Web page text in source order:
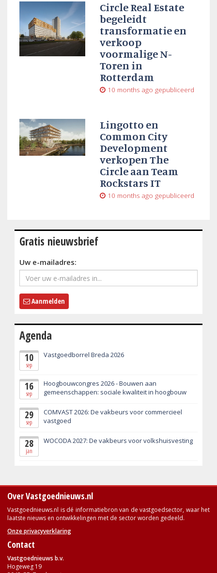
Circle Real Estate
begeleidt
transformatie en
verkoop
voormalige N-
Toren in
Rotterdam
10 months ago gepubliceerd
Lingotto en
Common City
Development
verkopen The
Circle aan Team
Rockstars IT
10 months ago gepubliceerd
Gratis nieuwsbrief
Uw e-mailadres:
Aanmelden
Agenda
10
sep
Vastgoedborrel Breda 2026
16
sep
Hoogbouwcongres 2026 - Bouwen aan
gemeenschappen: sociale kwaliteit in hoogbouw
29
sep
COMVAST 2026: De vakbeurs voor commercieel
vastgoed
28
jan
WOCODA 2027: De vakbeurs voor volkshuisvesting
Over Vastgoednieuws.nl
Vastgoednieuws.nl is dé informatiebron van de vastgoedsector, waar het
laatste nieuws en ontwikkelingen met de sector worden gedeeld.
Onze privacyverklaring
Contact
Vastgoednieuws b.v.
Hogeweg 19